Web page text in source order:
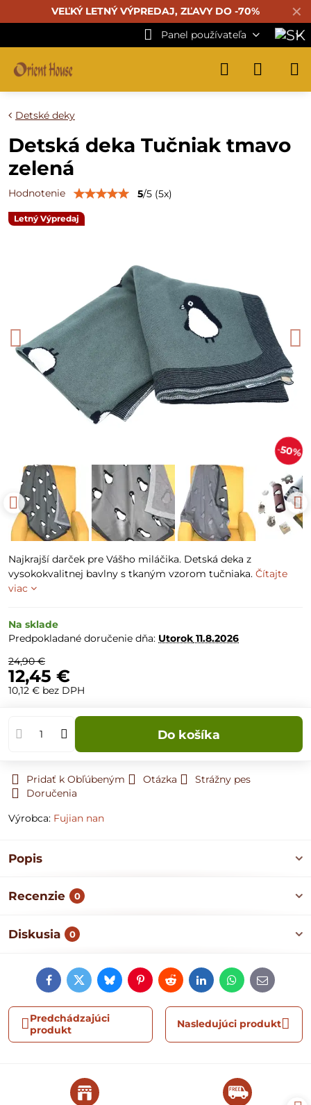
✕
VEĽKÝ LETNÝ VÝPREDAJ, ZĽAVY DO -70%
Panel používateľa
Letný Výpredaj
50%
Detské deky
Detská deka Tučniak tmavo
zelená
Hodnotenie 5/5 (5x)
Najkrajší darček pre Vášho miláčika. Detská deka z
vysokokvalitnej bavlny s tkaným vzorom tučniaka. Čítajte
viac
Na sklade
Predpokladané doručenie dňa: Utorok 11.8.2026
24,90 €
12,45 €
10,12 € bez DPH
Do košíka
Pridať k Obľúbeným Otázka
Strážny pes
Doručenia
Výrobca: Fujian nan
Popis
Recenzie 0
Diskusia 0
FacebookTwitterBlueskyPinterestRedditLinkedInWhatsApp
E-
mail
Predchádzajúci
produkt
Nasledujúci produkt